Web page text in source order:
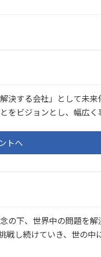
する会社」として未来
ビジョンとし、幅広く
トへ
の下、世界中の問題を解
し続けていき、世の